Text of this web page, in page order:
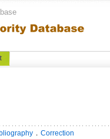
． Correction